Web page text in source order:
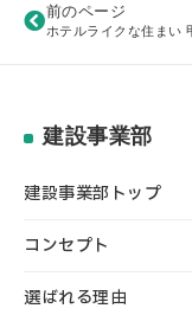
前のページ
ホテルライクな住まい
建設事業部
建設事業部トップ
コンセプト
選ばれる理由